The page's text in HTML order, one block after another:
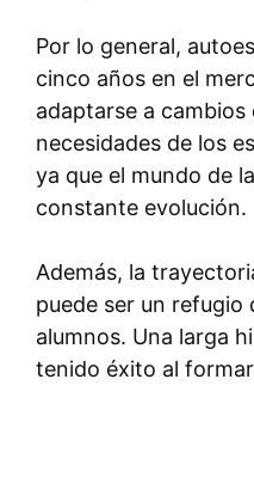
Por lo general,
cinco años en el
adaptarse a
necesidades de los
ya que el mundo de
constante evolución.
Además, la
puede ser un refugio
alumnos. Una larga
tenido éxito al